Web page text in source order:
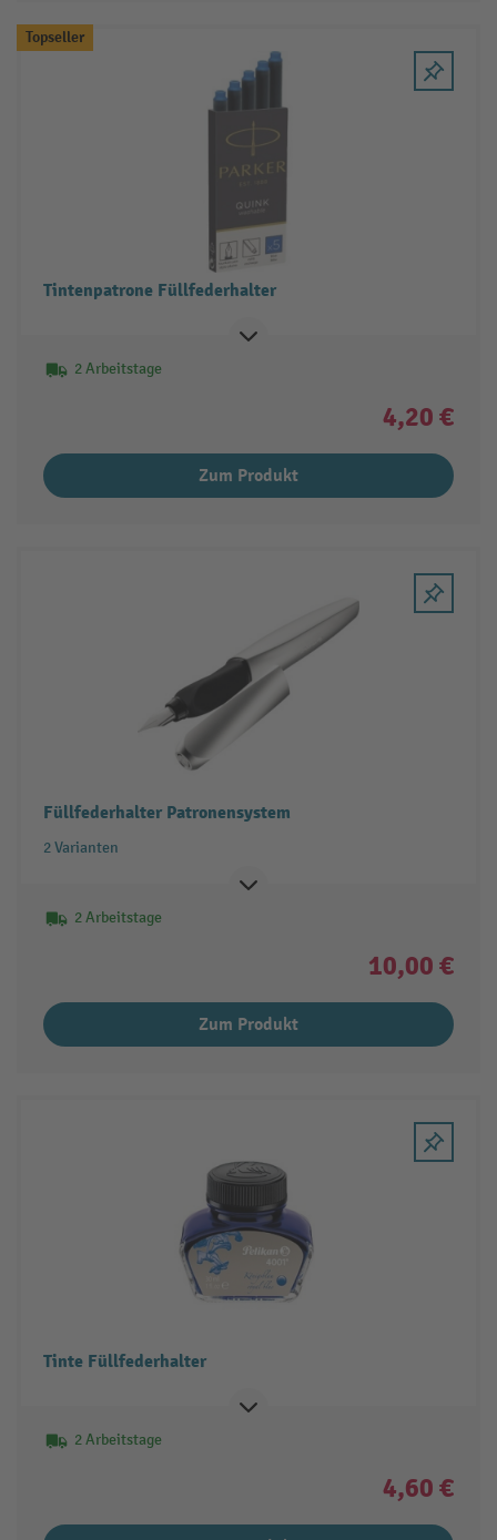
Topseller
Tintenpatrone Füllfederhalter
2 Arbeitstage
4,20 €
Zum Produkt
Füllfederhalter Patronensystem
2 Varianten
2 Arbeitstage
10,00 €
Zum Produkt
Tinte Füllfederhalter
2 Arbeitstage
4,60 €